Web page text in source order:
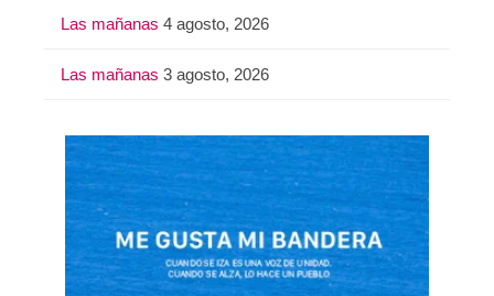
Las mañanas 4 agosto, 2026
Las mañanas 3 agosto, 2026